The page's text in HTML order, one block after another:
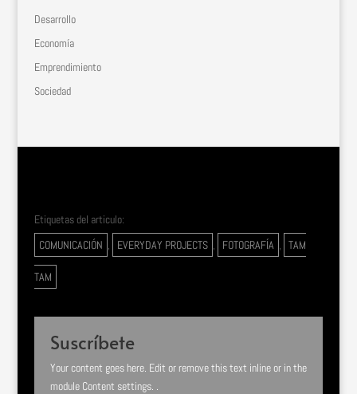
Desarrollo
Economía
Emprendimiento
Sociedad
Etiquetas del articulo:
COMUNICACIÓN , EVERYDAY PROJECTS , FOTOGRAFÍA , TAM
TAM
Suscríbete
Your content goes here. Edit or remove this text inline or in the
module Content settings. .